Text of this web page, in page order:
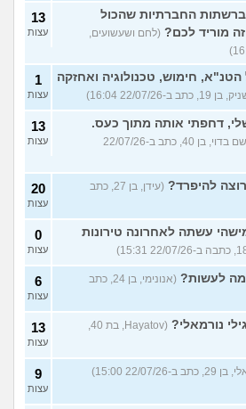
החברתיות שהכול
מוריד לכם? (לחם ושעשועים,
13
עצות
חימוש, טכנולוגיה ואחזקה
ב-22/07/26 16:04)
1
עצות
דחפתי אותה מתוך כעס.
(אלכס, שם בדוי, בן 40, כתב ב-22/07/26
13
עצות
להיפרד?
(עידן, בן 27, כתב
20
עצות
עשתה לאחרונה טירונות
0
עצות
מה לעשות?
(אנונימי, בן 24, כתב
6
עצות
נורמאלי?
(Hayatov, בת 40,
13
עצות
29, כתב ב-22/07/26 15:00) 9
עצות